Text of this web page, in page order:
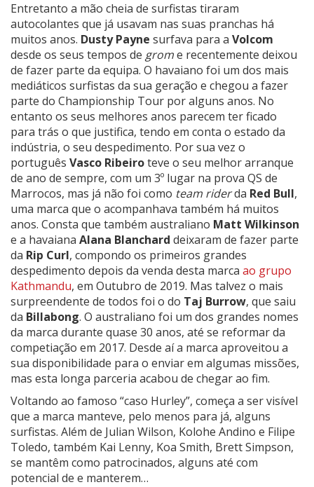
Entretanto a mão cheia de surfistas tiraram
autocolantes que já usavam nas suas pranchas há
muitos anos. Dusty Payne surfava para a Volcom
desde os seus tempos de grome recentemente deixou
de fazer parte da equipa. O havaiano foi um dos mais
mediáticos surfistas da sua geração e chegou a fazer
parte do Championship Tour por alguns anos. No
entanto os seus melhores anos parecem ter ficado
para trás o que justifica, tendo em conta o estado da
indústria, o seu despedimento. Por sua vez o
português Vasco Ribeiroteve o seu melhor arranque
de ano de sempre, com um 3º lugar na prova QS de
Marrocos, mas já não foi como team riderda Red Bull,
uma marca que o acompanhava também há muitos
anos. Consta que também australiano Matt Wilkinson
e a havaiana Alana Blanchard deixaram de fazer parte
da Rip Curl, compondo os primeiros grandes
despedimento depois da venda desta marca ao grupo
Kathmandu, em Outubro de 2019. Mas talvez o mais
surpreendente de todos foi o do Taj Burrow, que saiu
da Billabong. O australiano foi um dos grandes nomes
da marca durante quase 30 anos, até se reformar da
competiação em 2017. Desde aí a marca aproveitou a
sua disponibilidade para o enviar em algumas missões,
mas esta longa parceria acabou de chegar ao fim.
Voltando ao famoso “caso Hurley”, começa a ser visível
que a marca manteve, pelo menos para já, alguns
surfistas. Além de Julian Wilson, Kolohe Andino e Filipe
Toledo, também Kai Lenny, Koa Smith, Brett Simpson,
se mantêm como patrocinados, alguns até com
potencial de e manterem…